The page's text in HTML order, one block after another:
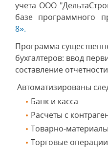
учета ООО
базе программного
8».
Программа
бухгалтеров: ввод
составление
Автоматизированы
Банк и касса
Расчеты с
Товарно-
Торговые операции